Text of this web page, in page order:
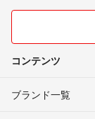
コンテンツ
ブランド一覧